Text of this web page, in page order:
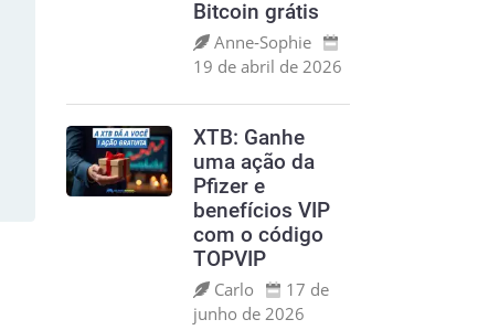
Bitcoin grátis
Anne‑Sophie
19 de abril de 2026
XTB: Ganhe
uma ação da
Pfizer e
benefícios VIP
com o código
TOPVIP
Carlo
17 de
junho de 2026